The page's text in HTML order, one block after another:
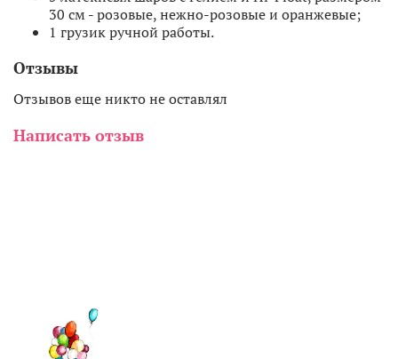
30 см - розовые, нежно-розовые и оранжевые;
1 грузик ручной работы.
Отзывы
Отзывов еще никто не оставлял
Написать отзыв